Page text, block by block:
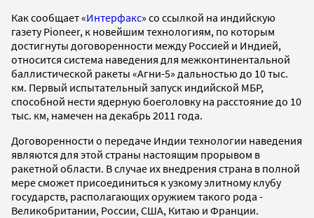
Как сообщает «Интерфакс» со ссылкой на индийскую
газету Pioneer, к новейшим технологиям, по которым
достигнуты договоренности между Россией и Индией,
относится система наведения для межконтинентальной
баллистической ракеты «Агни-5» дальностью до 10 тыс.
км. Первый испытательный запуск индийской МБР,
способной нести ядерную боеголовку на расстояние до 10
тыс. км, намечен на декабрь 2011 года.
Договоренности о передаче Индии технологии наведения
являются для этой страны настоящим прорывом в
ракетной области. В случае их внедрения страна в полной
мере сможет присоединиться к узкому элитному клубу
государств, располагающих оружием такого рода -
Великобритании, России, США, Китаю и Франции.